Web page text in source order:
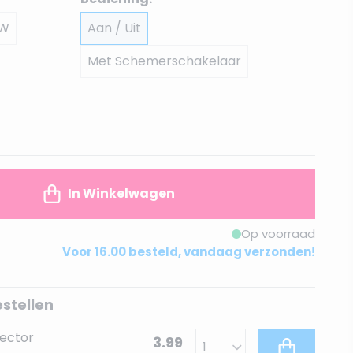
Aan / Uit
Met Schemerschakelaar
In Winkelwagen
Op voorraad
Voor 16.00 besteld, vandaag verzonden!
3.99